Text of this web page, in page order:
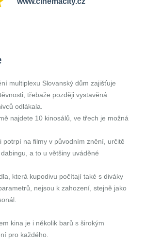
multiplexu Slovanský dům zajišťuje
třebaže později vystavěná
odlákala.
najdete 10 kinosálů, ve třech je možná
potrpí na filmy v původním znění, určitě
a to u většiny uváděné
která kupodivu počítají také s diváky
nejsou k zahození, stejně jako
kina je i několik barů s širokým
pro každého.